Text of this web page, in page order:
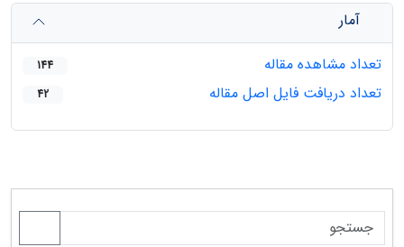
آمار
تعداد مشاهده مقاله
144
تعداد دریافت فایل اصل مقاله 42